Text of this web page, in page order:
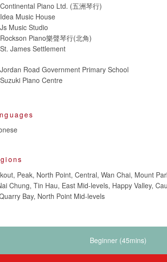
Continental Piano Ltd. (五洲琴行)
Idea Music House
Js Music Studio
Rockson Piano樂聲琴行(北角)
St. James Settlement
Jordan Road Government Primary School
Suzuki Piano Centre
Peak, North Point, Central, Wan Chai, Mount
Chung, Tin Hau, East Mid-levels, Happy Valley,
Bay, North Point Mid-levels